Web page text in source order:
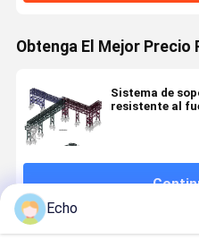
Obtenga El Mejor Precio
Sistema de
resistente al
Echo